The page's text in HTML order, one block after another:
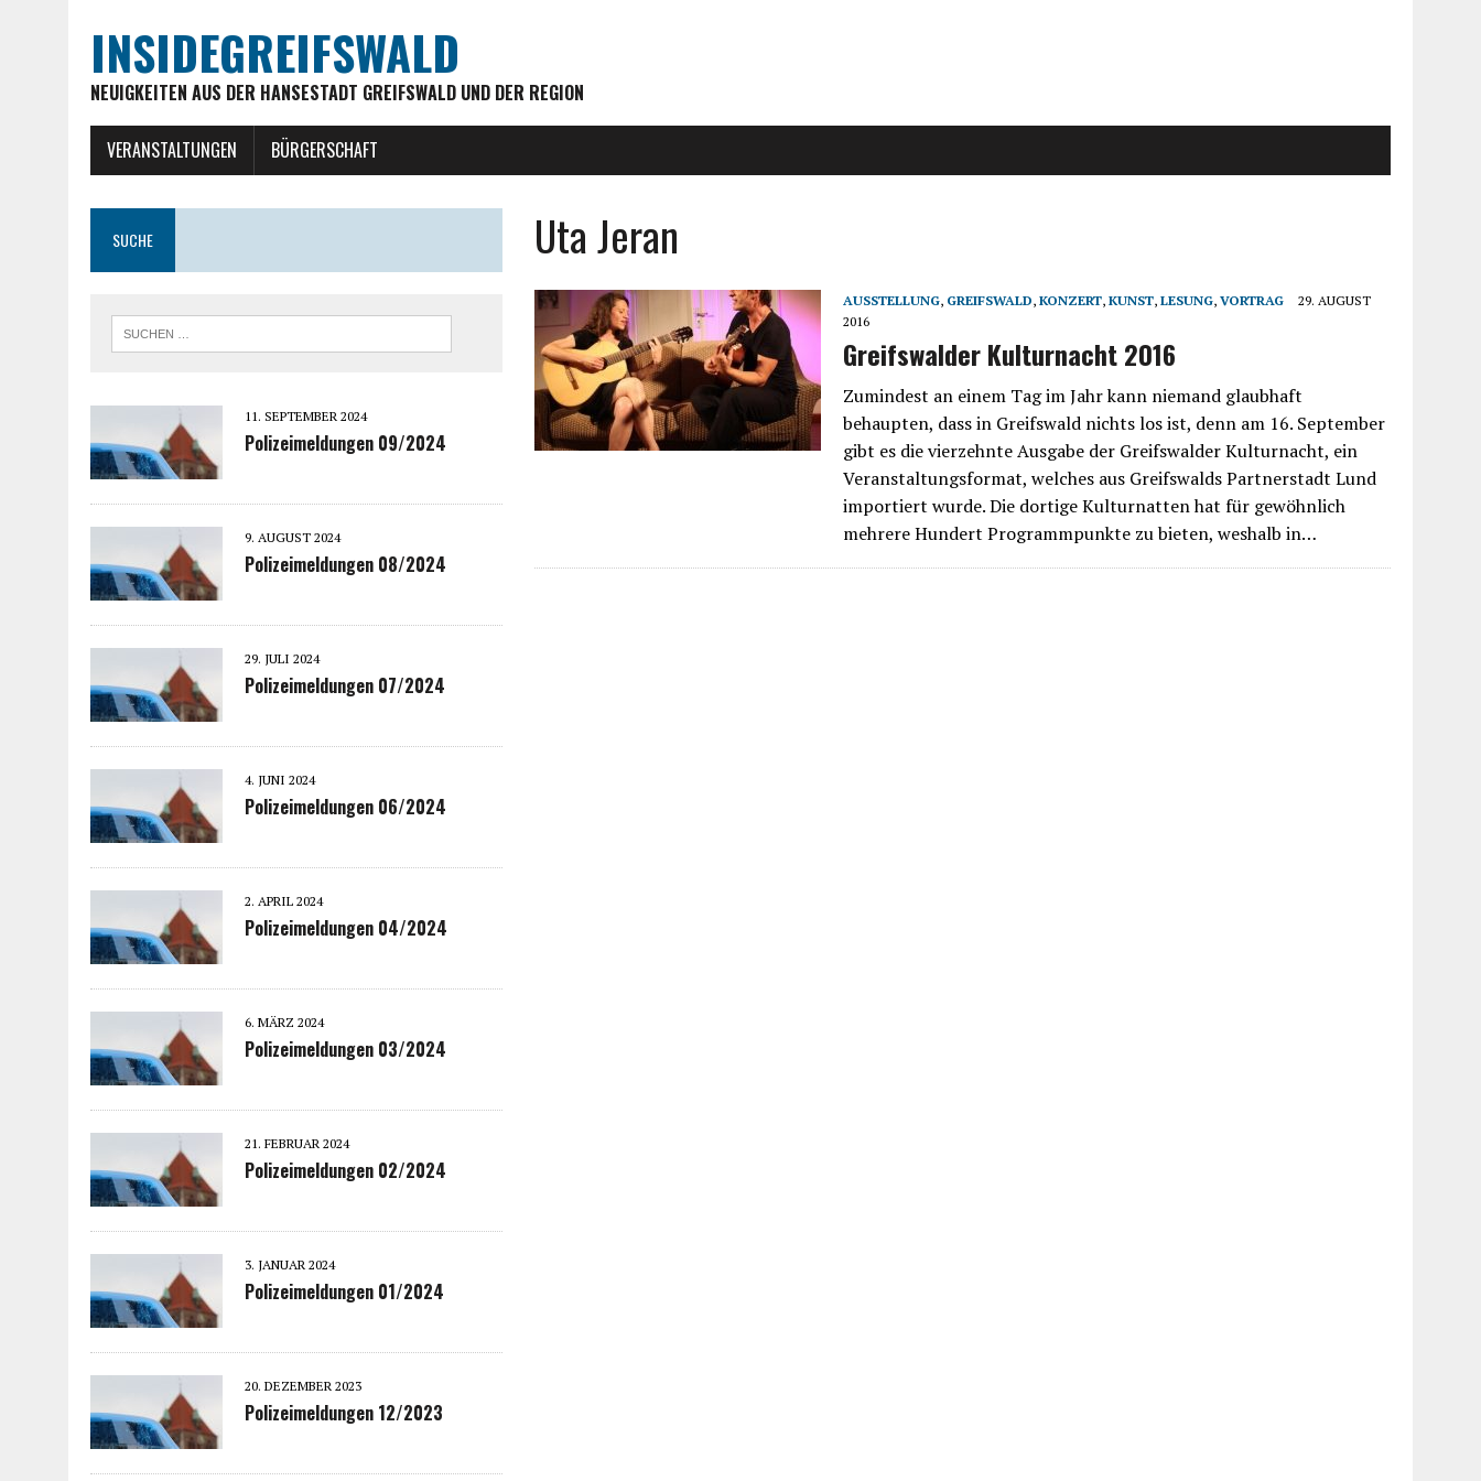
INSIDEGREIFSWALD
NEUIGKEITEN AUS DER HANSESTADT GREIFSWALD UND DER REGION
VERANSTALTUNGEN BÜRGERSCHAFT
Uta Jeran
AUSSTELLUNG, GREIFSWALD,KONZERT,KUNST,LESUNG,VORTRAG
29. AUGUST
2016
Greifswalder Kulturnacht 2016
Zumindest an einem Tag im Jahr kann niemand glaubhaft
behaupten, dass in Greifswald nichts los ist, denn am 16. September
gibt es die vierzehnte Ausgabe der Greifswalder Kulturnacht, ein
Veranstaltungsformat, welches aus Greifswalds Partnerstadt Lund
importiert wurde. Die dortige Kulturnatten hat für gewöhnlich
mehrere Hundert Programmpunkte zu bieten, weshalb in…
SUCHE
11. SEPTEMBER 2024
Polizeimeldungen 09/2024
9. AUGUST 2024
Polizeimeldungen 08/2024
29. JULI 2024
Polizeimeldungen 07/2024
4. JUNI 2024
Polizeimeldungen 06/2024
2. APRIL 2024
Polizeimeldungen 04/2024
6. MÄRZ 2024
Polizeimeldungen 03/2024
21. FEBRUAR 2024
Polizeimeldungen 02/2024
3. JANUAR 2024
Polizeimeldungen 01/2024
20. DEZEMBER 2023
Polizeimeldungen 12/2023